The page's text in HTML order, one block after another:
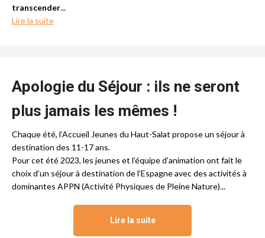
transcender...
Lire la suite
Apologie du Séjour : ils ne seront
plus jamais les mêmes !
Chaque été, l’Accueil Jeunes du Haut-Salat propose un séjour à
destination des 11-17 ans.
Pour cet été 2023, les jeunes et l’équipe d’animation ont fait le
choix d’un séjour à destination de l’Espagne avec des activités à
dominantes APPN (Activité Physiques de Pleine Nature)...
Lire la suite